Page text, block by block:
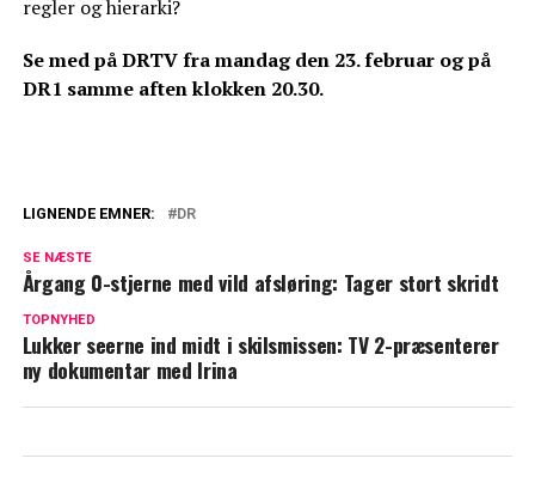
regler og hierarki?
Se med på DRTV fra mandag den 23. februar og på
DR1 samme aften klokken 20.30.
ved et uheld stor hemmelighed
Cecilie Beck står i spidsen
LIGNENDE EMNER: DR
SE NÆSTE
Årgang 0-stjerne med vild afsløring: Tager stort skridt
TOPNYHED
Lukker seerne ind midt i skilsmissen: TV 2-præsenterer
ny dokumentar med Irina